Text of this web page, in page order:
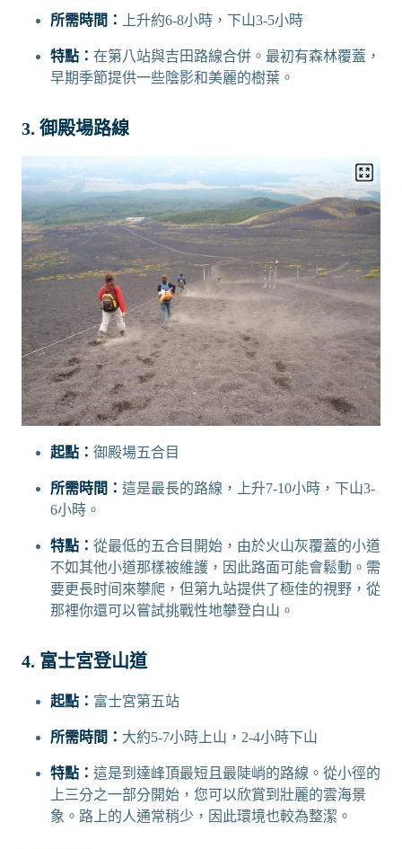
所需時間： 上升約6-8小時，下山3-5小時
特點： 在第八站與吉田路線合併。最初有森林覆蓋，
早期季節提供一些陰影和美麗的樹葉。
3. 御殿場路線
起點： 御殿場五合目
所需時間： 這是最長的路線，上升7-10小時，下山3-
6小時。
特點： 從最低的五合目開始，由於火山灰覆蓋的小道
不如其他小道那樣被維護，因此路面可能會鬆動。需
要更長时间來攀爬，但第九站提供了極佳的視野，從
那裡你還可以嘗試挑戰性地攀登白山。
4. 富士宮登山道
起點： 富士宮第五站
所需時間： 大約5-7小時上山，2-4小時下山
特點： 這是到達峰頂最短且最陡峭的路線。從小徑的
上三分之一部分開始，您可以欣賞到壯麗的雲海景
象。路上的人通常稍少，因此環境也較為整潔。